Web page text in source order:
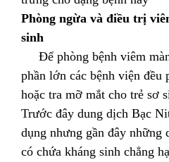
Phòng ngừa và điều trị
sinh
Để phòng bệnh viêm
phần lớn các bệnh viện đều
hoặc tra mỡ mắt cho trẻ sơ
Trước đây dung dịch Bạc
dụng nhưng gần đây những
có chứa kháng sinh chẳng